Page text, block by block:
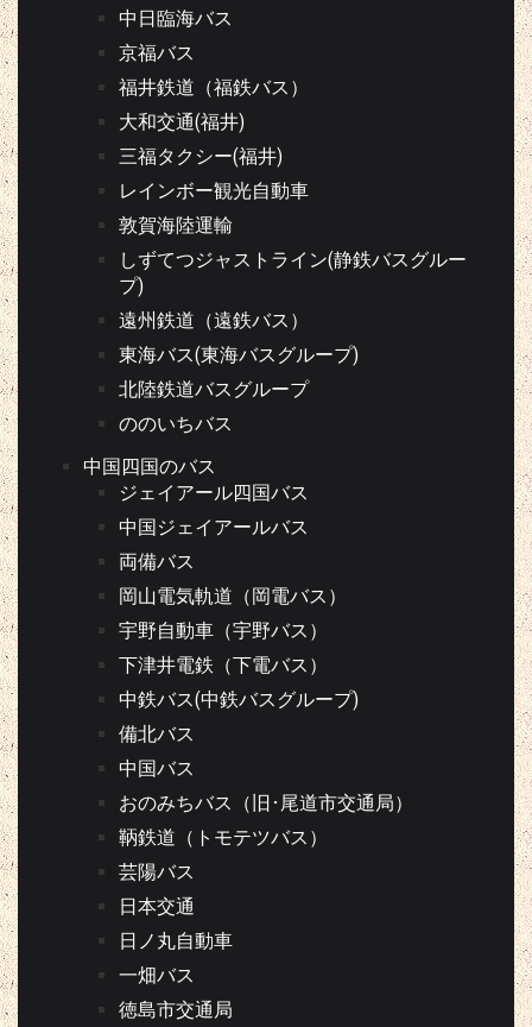
中日臨海バス
京福バス
福井鉄道（福鉄バス）
大和交通(福井)
三福タクシー(福井)
レインボー観光自動車
敦賀海陸運輸
しずてつジャストライン(静鉄バスグルー
プ)
遠州鉄道（遠鉄バス）
東海バス(東海バスグループ)
北陸鉄道バスグループ
ののいちバス
中国四国のバス
ジェイアール四国バス
中国ジェイアールバス
両備バス
岡山電気軌道（岡電バス）
宇野自動車（宇野バス）
下津井電鉄（下電バス）
中鉄バス(中鉄バスグループ)
備北バス
中国バス
おのみちバス（旧･尾道市交通局）
鞆鉄道（トモテツバス）
芸陽バス
日本交通
日ノ丸自動車
一畑バス
徳島市交通局